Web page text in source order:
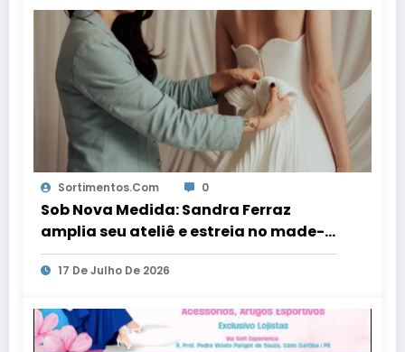
Sortimentos.com 0
Sob Nova Medida: Sandra Ferraz
amplia seu ateliê e estreia no made-
to-order
17 De Julho De 2026